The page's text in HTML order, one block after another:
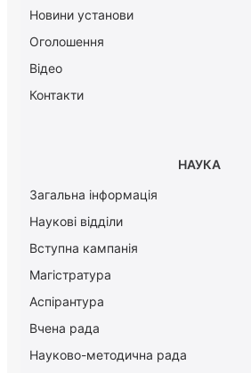
Новини установи
Оголошення
Відео
Контакти
НАУКА
Загальна інформація
Наукові відділи
Вступна кампанія
Магістратура
Аспірантура
Вчена рада
Науково-методична рада